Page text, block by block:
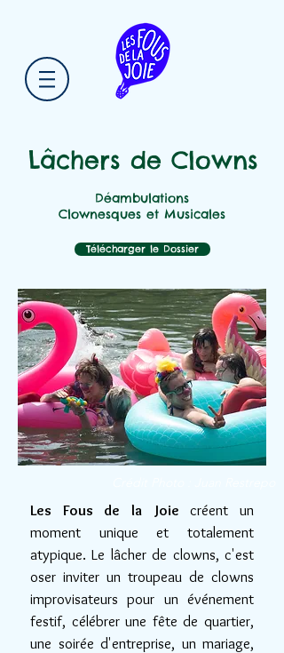
Lâchers de Clowns
Déambulations
Clownesques et Musicales
Télécharger le Dossier
Les Fous de la Joie créent un
moment unique et totalement
atypique. Le lâcher de clowns, c'est
oser inviter un troupeau de clowns
improvisateurs pour un événement
festif, célébrer une fête de quartier,
une soirée d'entreprise, un mariage,